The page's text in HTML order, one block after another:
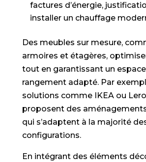
factures d’énergie,
installer un chauffage
Des meubles sur mesure,
armoires et étagères,
tout en garantissant un
rangement adapté. Par
solutions comme IKEA ou
proposent des
qui s’adaptent à la majorité
configurations.
En intégrant des éléments